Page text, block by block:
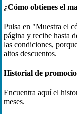
¿Cómo obtienes el
Pulsa en "Muestra el
página y recibe hasta
las condiciones,
altos descuentos.
Historial de
Encuentra aquí el
meses.